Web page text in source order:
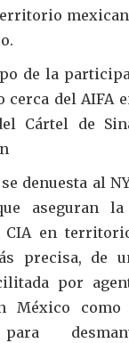
de la
cerca del AIFA
Cártel de
denuesta al
aseguran
CIA en
precisa, de
por
México